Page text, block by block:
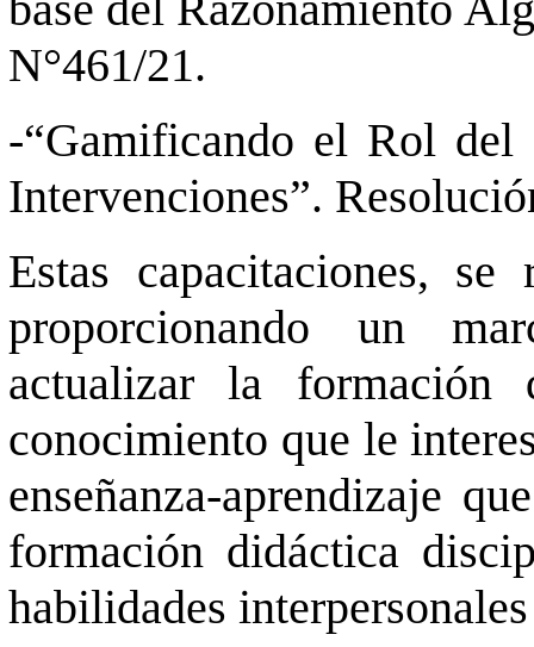
N°461/21.
-“Gamificando el Rol del
Intervenciones”.
Estas capacitaciones,
proporcionando un
actualizar la
conocimiento que le
enseñanza-aprendizaje
formación didáctica
habilidades